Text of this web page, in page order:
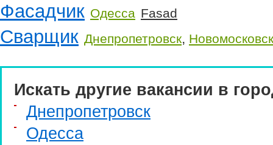
Фасадчик Одесса Fasad
Сварщик Днепропетровск, Новомосковск
Искать другие вакансии в
Днепропетровск
Одесса